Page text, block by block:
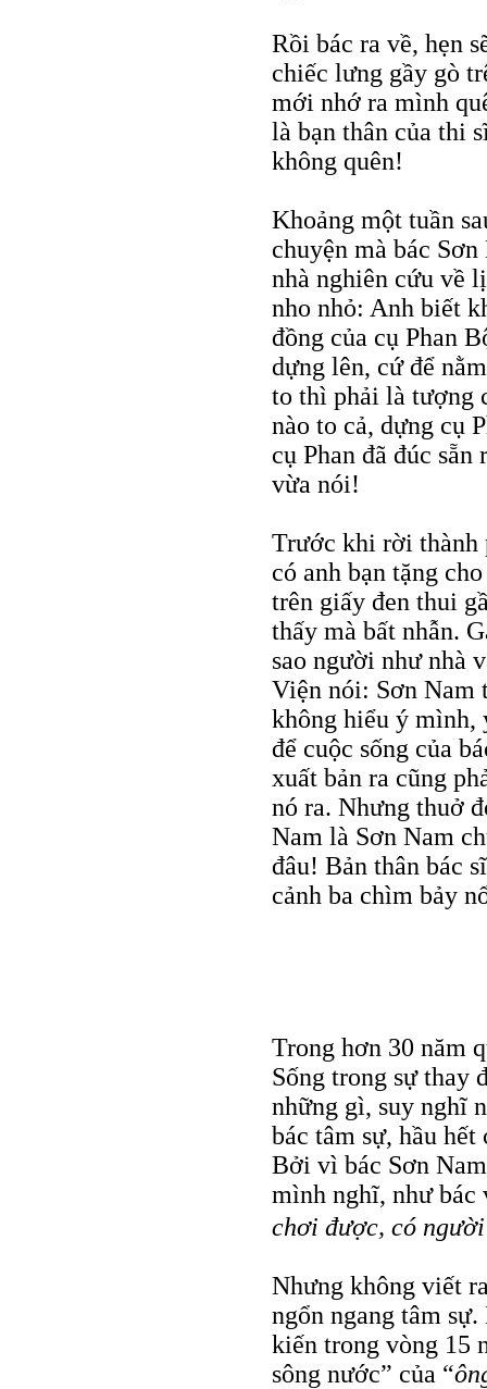
Rồi bác ra về, hẹn
chiếc lưng gầy gò
mới nhớ ra mình
là bạn thân của thi
không quên!
Khoảng một tuần
chuyện mà bác
nhà nghiên cứu về
nho nhỏ: Anh biết
đồng của cụ Phan
dựng lên, cứ để
to thì phải là tượng
nào to cả, dựng cụ
cụ Phan đã đúc
vừa nói!
Trước khi rời thành
có anh bạn tặng
trên giấy đen thui
thấy mà bất nhẫn.
sao người như nhà
Viện nói: Sơn Nam
không hiểu ý mình,
để cuộc sống của
xuất bản ra cũng
nó ra. Nhưng thuở
Nam là Sơn Nam
đâu! Bản thân bác
cảnh ba chìm bảy
Trong hơn 30 năm
Sống trong sự thay
những gì, suy nghĩ
bác tâm sự, hầu
Bởi vì bác Sơn
mình nghĩ, như bác
chơi được, có
Nhưng không viết
ngổn ngang tâm
kiến trong vòng 15
sông nước” của “